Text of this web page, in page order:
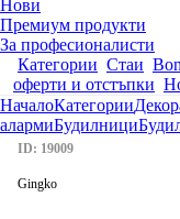
Нови
Премиум продукти
За професионалисти
Категории Стаи
оферти и отстъпки
НачалоКатегории
алармиБудилници
ID: 19009
Gingko